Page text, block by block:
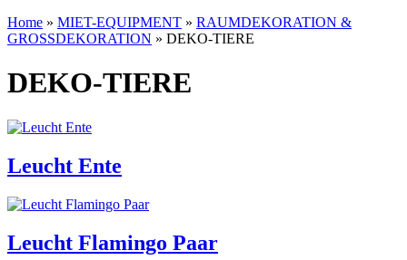
Home » MIET-EQUIPMENT » RAUMDEKORATION &
GROSSDEKORATION » DEKO-TIERE
DEKO-TIERE
Leucht Ente
Leucht Flamingo Paar